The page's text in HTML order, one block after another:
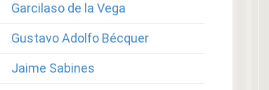
Garcilaso de la Vega
Gustavo Adolfo Bécquer
Jaime Sabines